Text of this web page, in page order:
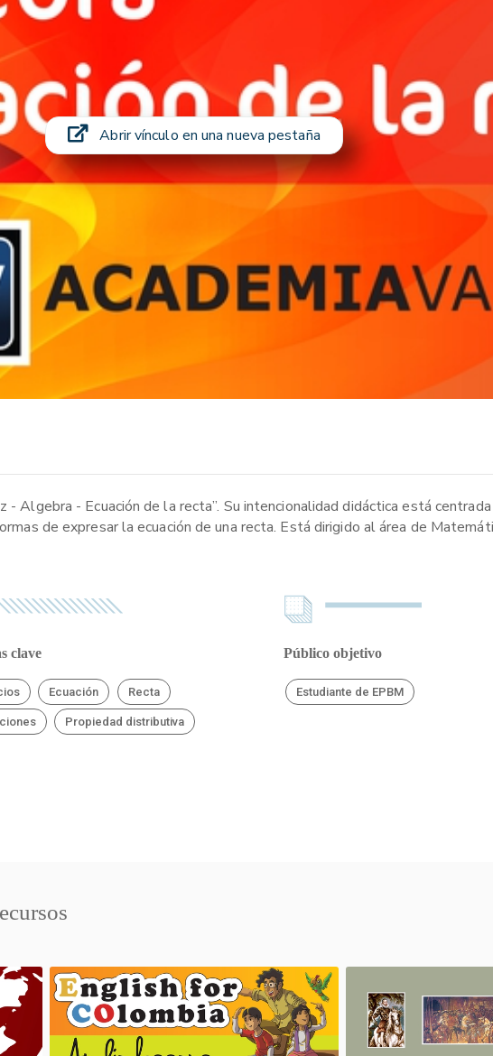
Abrir vínculo en una nueva pestaña
Algebra - Ecuación de la recta”. Su intencionalidad didáctica está
de expresar la ecuación de una recta. Está dirigido al área de
clave
Ecuación Recta
Propiedad distributiva
Público objetivo
Estudiante de EPBM